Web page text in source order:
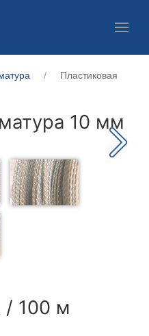
Пластиковая
10 мм
/ 100 м